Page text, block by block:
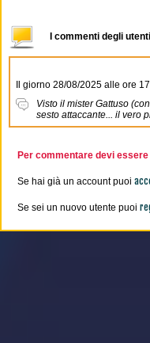
I commenti degli utenti
Il giorno 28/08/2025 alle ore
Visto il mister Gattuso
sesto attaccante... il vero
Per commentare devi
Se hai già un account puoi
Se sei un nuovo utente puoi